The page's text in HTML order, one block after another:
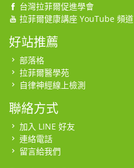
台灣拉菲爾促進學會
拉菲爾健康講座 YouTube 頻道
好站推薦
部落格
拉菲爾醫學苑
自律神經線上檢測
聯絡方式
加入 LINE 好友
連絡電話
留言給我們